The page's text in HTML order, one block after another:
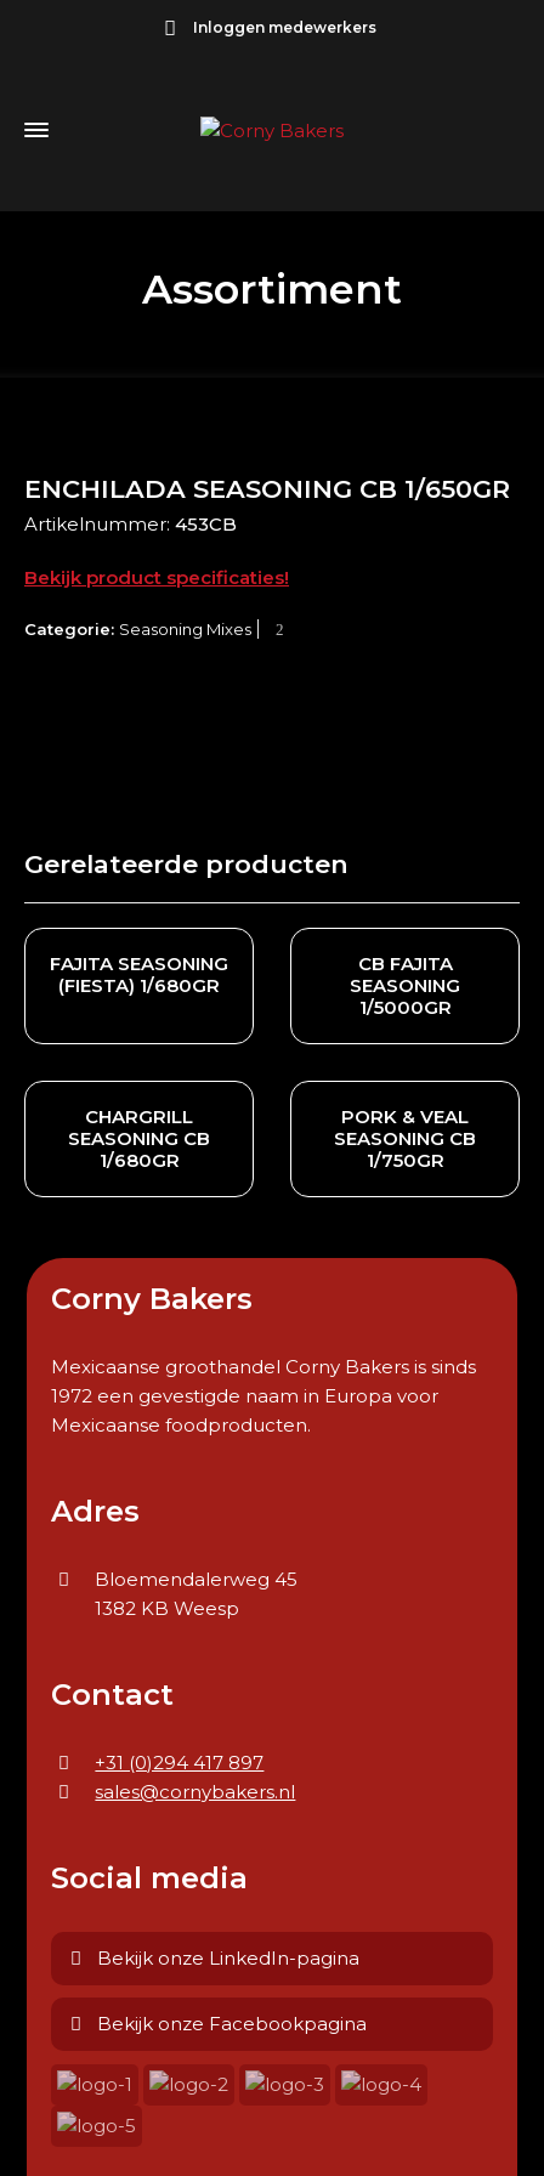
Inloggen medewerkers
Assortiment
ENCHILADA SEASONING CB 1/650GR
Artikelnummer: 453CB
Bekijk product specificaties!
Categorie: Seasoning Mixes
Gerelateerde producten
FAJITA SEASONING
(FIESTA) 1/680GR
CB FAJITA
SEASONING
1/5000GR
CHARGRILL
SEASONING CB
1/680GR
PORK & VEAL
SEASONING CB
1/750GR
Corny Bakers
Mexicaanse groothandel Corny Bakers is sinds
1972 een gevestigde naam in Europa voor
Mexicaanse foodproducten.
Adres
Bloemendalerweg 45
1382 KB Weesp
Contact
+31 (0)294 417 897
sales@cornybakers.nl
Social media
Bekijk onze LinkedIn-pagina
Bekijk onze Facebookpagina